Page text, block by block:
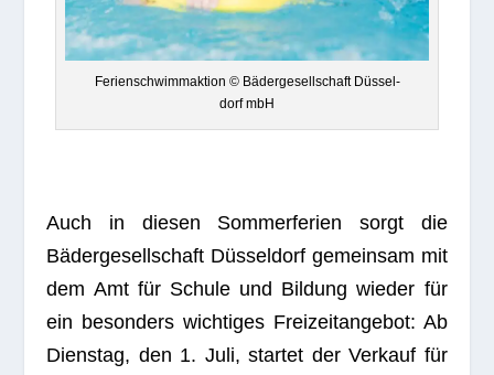
Feri­en­schwimm­ak­tion © Bäder­ge­sell­schaft Düs­sel­
dorf mbH
Auch in die­sen Som­mer­fe­rien sorgt die
Bäder­ge­sell­schaft Düs­sel­dorf gemein­sam mit
dem Amt für Schule und Bil­dung wie­der für
ein beson­ders wich­ti­ges Frei­zeit­an­ge­bot: Ab
Diens­tag, den 1. Juli, star­tet der Ver­kauf für